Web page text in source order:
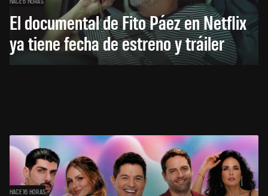
El documental de Fito Páez en Netflix
ya tiene fecha de estreno y tráiler
HACE 16 HORAS